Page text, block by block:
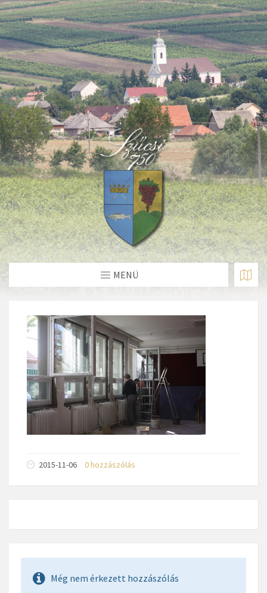
Deprecated: Function create_function() is deprecated in
/home/fastvisi/szucsi.hu/wp-
content/themes/townpress/functions.phpon line237
Deprecated: Function create_function() is deprecated in
/home/fastvisi/szucsi.hu/wp-
content/themes/townpress/functions.phpon line282
Deprecated: Function create_function() is deprecated in
/home/fastvisi/szucsi.hu/wp-
content/themes/townpress/functions.php on line284
MENÜ
2015-11-06 0 hozzászólás
Még nem érkezett hozzászólás